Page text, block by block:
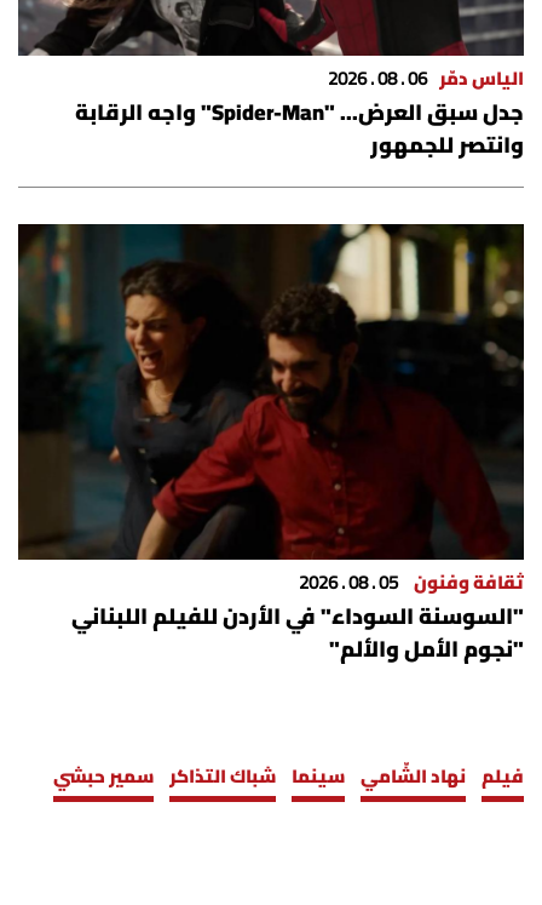
الياس دمّر 06 . 08 . 2026
جدل سبق العرض... "Spider-Man" واجه الرقابة
وانتصر للجمهور
ثقافة وفنون 05 . 08 . 2026
"السوسنة السوداء" في الأردن للفيلم اللبناني
"نجوم الأمل والألم"
فيلم نهاد الشّامي سينما شباك التذاكر سمير حبشي